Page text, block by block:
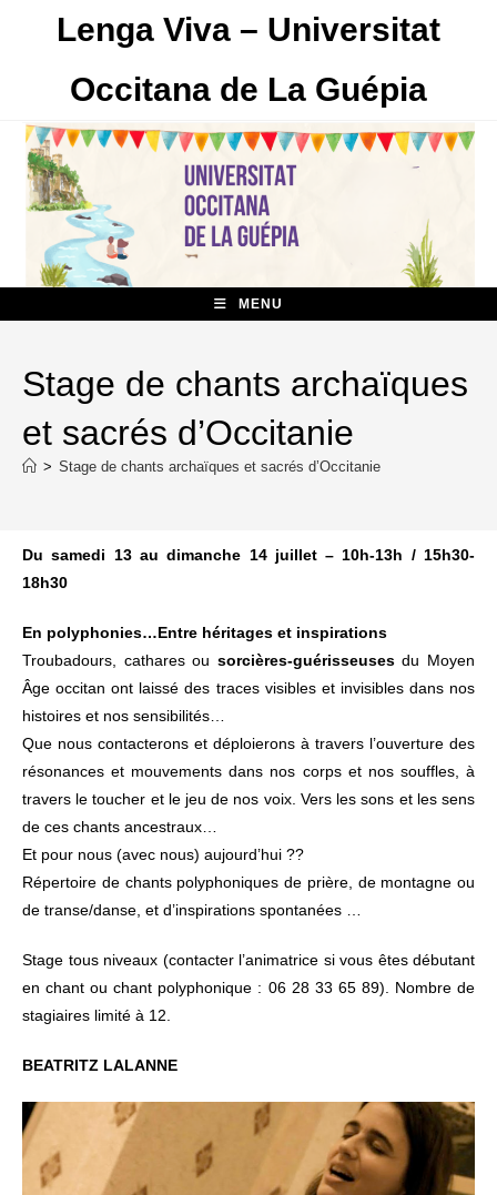
Lenga Viva – Universitat
Occitana de La Guépia
MENU
Stage de chants archaïques
et sacrés d’Occitanie
> Stage de chants archaïques et sacrés d’Occitanie
Du samedi 13 au dimanche 14 juillet – 10h-13h / 15h30-
18h30
En polyphonies…Entre héritages et inspirations
Troubadours, cathares ou sorcières-guérisseusesdu Moyen
Âge occitan ont laissé des traces visibles et invisibles dans nos
histoires et nos sensibilités…
Que nous contacterons et déploierons à travers l’ouverture des
résonances et mouvements dans nos corps et nos souffles, à
travers le toucher et le jeu de nos voix. Vers les sons et les sens
de ces chants ancestraux…
Et pour nous (avec nous) aujourd’hui ??
Répertoire de chants polyphoniques de prière, de montagne ou
de transe/danse, et d’inspirations spontanées …
Stage tous niveaux (contacter l’animatrice si vous êtes débutant
en chant ou chant polyphonique : 06 28 33 65 89). Nombre de
stagiaires limité à 12.
BEATRITZ LALANNE